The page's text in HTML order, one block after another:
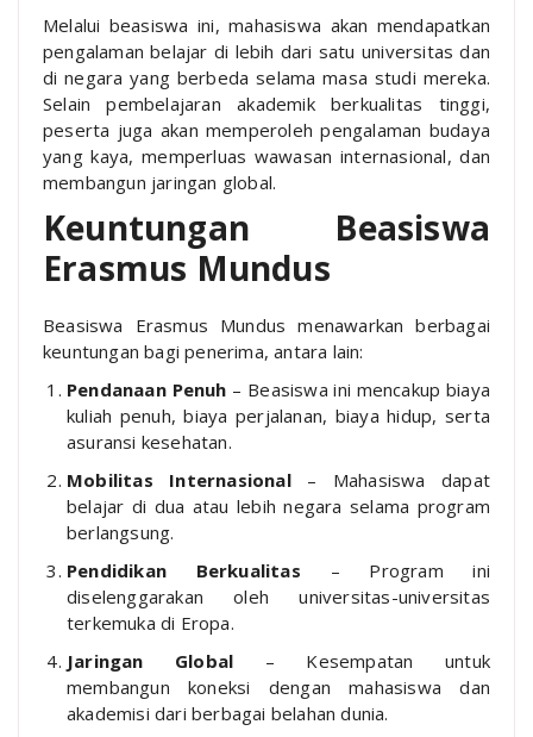
Melalui beasiswa ini, mahasiswa akan mendapatkan
pengalaman belajar di lebih dari satu universitas dan
di negara yang berbeda selama masa studi mereka.
Selain pembelajaran akademik berkualitas tinggi,
peserta juga akan memperoleh pengalaman budaya
yang kaya, memperluas wawasan internasional, dan
membangun jaringan global.
Keuntungan Beasiswa
Erasmus Mundus
Beasiswa Erasmus Mundus menawarkan berbagai
keuntungan bagi penerima, antara lain:
Pendanaan Penuh – Beasiswa ini mencakup biaya
kuliah penuh, biaya perjalanan, biaya hidup, serta
asuransi kesehatan.
Mobilitas Internasional– Mahasiswa dapat
belajar di dua atau lebih negara selama program
berlangsung.
Pendidikan Berkualitas – Program ini
diselenggarakan oleh universitas-universitas
terkemuka di Eropa.
Jaringan Global – Kesempatan untuk
membangun koneksi dengan mahasiswa dan
akademisi dari berbagai belahan dunia.